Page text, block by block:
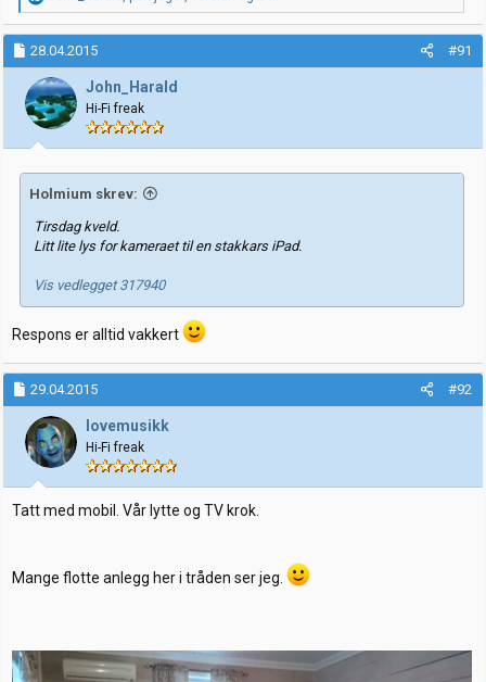
e
a
k
s
j
o
n
e
r
28.04.2015 #91
John_Harald
Hi-Fi freak
Holmium skrev:
Tirsdag kveld.
Litt lite lys for kameraet til en stakkars iPad.
Vis vedlegget 317940
Respons er alltid vakkert
29.04.2015 #92
lovemusikk
Hi-Fi freak
Tatt med mobil. Vår lytte og TV krok.
Mange flotte anlegg her i tråden ser jeg.